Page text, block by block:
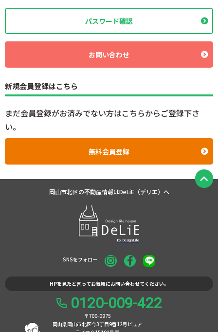
新規会員登録はこちら
まだ会員登録がお済みでない方はこちらからご登録下さ
い。
無料会員登録
パスワード確認
お問い合わせ
岡山市北区の不動産情報はDeLiE（デリエ）へ
SNSをフォロー
HPを見たと言ってお気軽にお問い合わせてください。
0120-009-422
〒700-0975
岡山県岡山市北区今3丁目9番12号ピュア